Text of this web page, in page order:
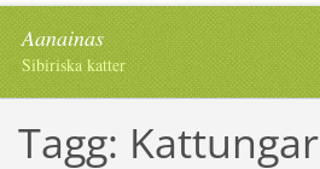
Aanainas
Sibiriska katter
Tagg: Kattungar